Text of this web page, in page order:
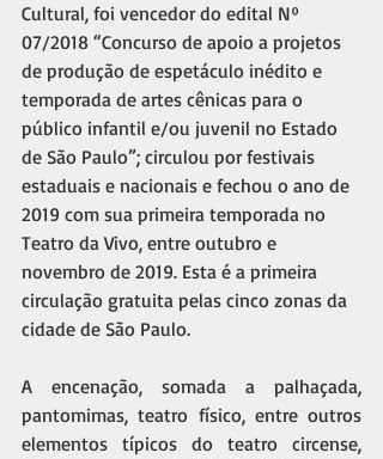
Cultural, foi vencedor do edital Nº
07/2018 “Concurso de apoio a projetos
de produção de espetáculo inédito e
temporada de artes cênicas para o
público infantil e/ou juvenil no Estado
de São Paulo”; circulou por festivais
estaduais e nacionais e fechou o ano de
2019 com sua primeira temporada no
Teatro da Vivo, entre outubro e
novembro de 2019. Esta é a primeira
circulação gratuita pelas cinco zonas da
cidade de São Paulo.
A encenação, somada a palhaçada,
pantomimas, teatro físico, entre outros
elementos típicos do teatro circense,